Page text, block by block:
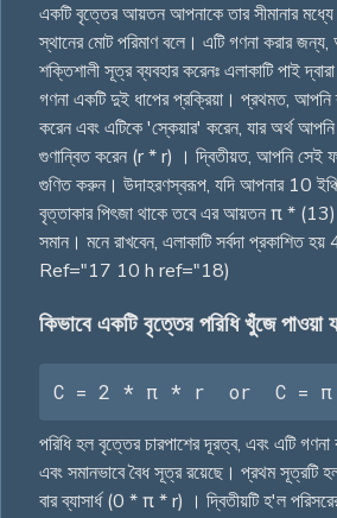
একটি বৃত্তের আয়তন আপনাকে তার সীমানার
স্থানের মোট পরিমাণ বলে। এটি গণনা করার
শক্তিশালী সূত্র ব্যবহার করেনঃ এলাকাটি পাই
গণনা একটি দুই ধাপের প্রক্রিয়া। প্রথমত, আপনি
করেন এবং এটিকে 'স্কেয়ার' করেন, যার অর্থ
গুণান্বিত করেন (r * r) । দ্বিতীয়ত, আপনি সেই
গুণিত করুন। উদাহরণস্বরূপ, যদি আপনার 10 ইঞ্চি
বৃত্তাকার পিৎজা থাকে তবে এর আয়তন π *
সমান। মনে রাখবেন, এলাকাটি সর্বদা
Ref="17 10 h ref="18)
কিভাবে একটি বৃত্তের পরিধি খুঁজে পাওয়া
C = 2 * π * r  or  C =
পরিধি হল বৃত্তের চারপাশের দূরত্ব, এবং এটি গণনা
এবং সমানভাবে বৈধ সূত্র রয়েছে। প্রথম সূত্রটি
বার ব্যাসার্ধ (0 * π * r) । দ্বিতীয়টি হ'ল